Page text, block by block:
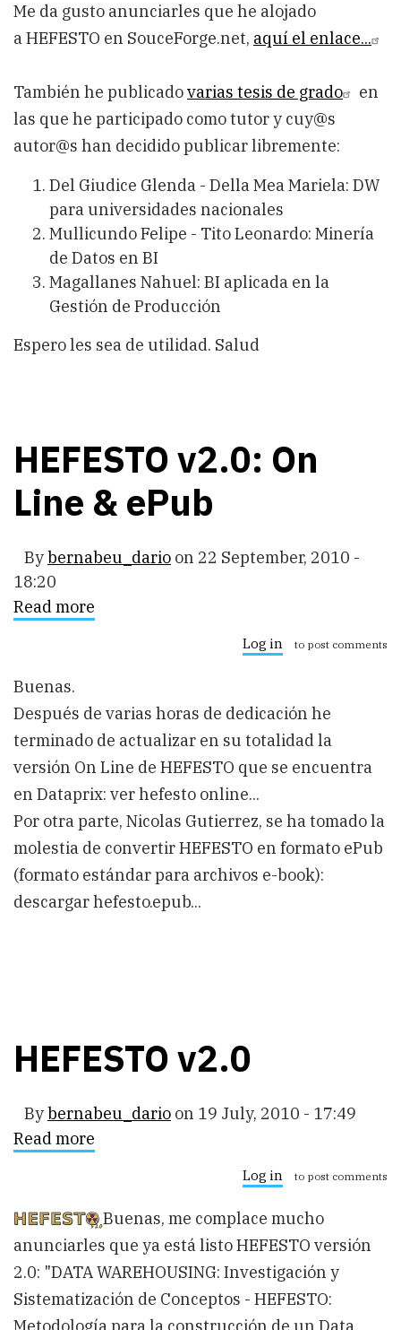
Grado
Me da gusto anunciarles que he alojado
aHEFESTO en SouceForge.net, aquí el enlace...
También he publicadovarias tesis de grado
en
las que he participado como tutor y cuy@s
autor@s han decidido publicar libremente:
Del Giudice Glenda - Della Mea Mariela: DW
para universidades nacionales
Mullicundo Felipe - Tito Leonardo: Minería
de Datos en BI
Magallanes Nahuel: BI aplicada en la
Gestión de Producción
Espero les sea de utilidad. Salud
HEFESTO v2.0: On
Line & ePub
Bybernabeu_dario on 22 September, 2010 -
18:20
Read more
ePub
Log in to post comments
Buenas.
Después de varias horas de dedicación he
terminado de actualizar en su totalidad la
versión On Line de HEFESTO que se encuentra
en Dataprix: ver hefesto online...
Por otra parte, Nicolas Gutierrez, se ha tomado la
molestia de convertir HEFESTO en formato ePub
(formato estándar para archivos e-book):
descargar hefesto.epub...
HEFESTO v2.0
Bybernabeu_dario on 19 July, 2010 - 17:49
Read more
Log in to post comments
Buenas, me complace mucho
anunciarles que ya está listo HEFESTO versión
2.0: "DATA WAREHOUSING: Investigación y
Sistematización de Conceptos - HEFESTO: